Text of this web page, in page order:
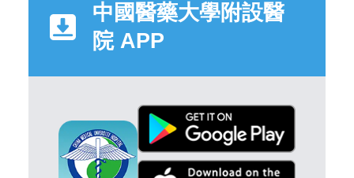
中國醫藥大學附設醫
院 APP